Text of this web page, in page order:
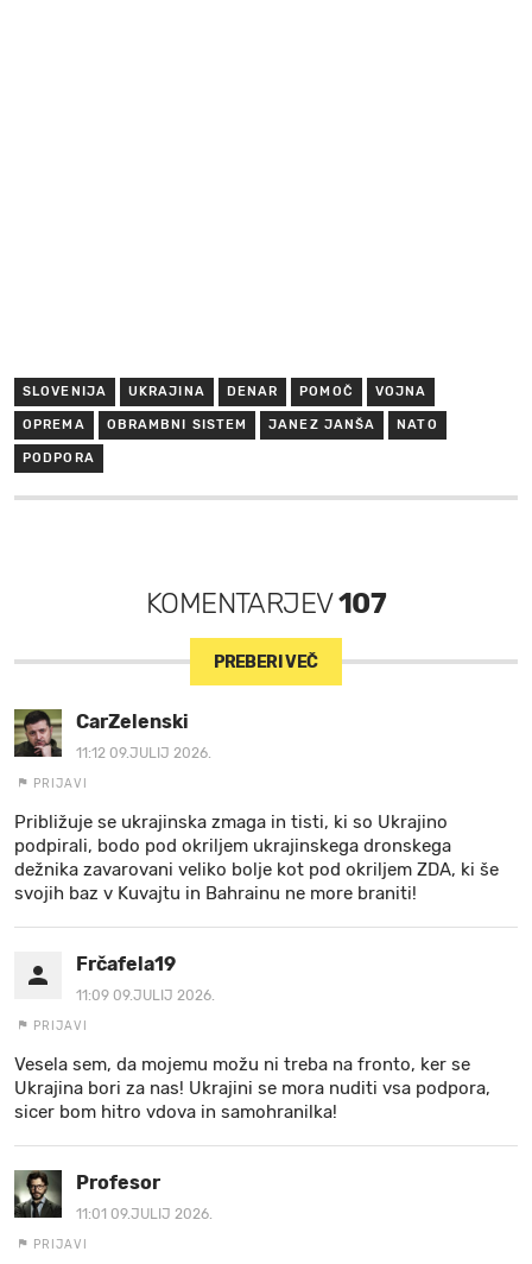
SLOVENIJA UKRAJINA DENAR POMOČ VOJNA
OPREMA OBRAMBNI SISTEM JANEZ JANŠA NATO
PODPORA
KOMENTARJEV107
PREBERI VEČ
CarZelenski
11:12 09.JULIJ 2026.
PRIJAVI
Približuje se ukrajinska zmaga in tisti, ki so Ukrajino
podpirali, bodo pod okriljem ukrajinskega dronskega
dežnika zavarovani veliko bolje kot pod okriljem ZDA, ki še
svojih baz v Kuvajtu in Bahrainu ne more braniti!
Frčafela19
11:09 09.JULIJ 2026.
PRIJAVI
Vesela sem, da mojemu možu ni treba na fronto, ker se
Ukrajina bori za nas! Ukrajini se mora nuditi vsa podpora,
sicer bom hitro vdova in samohranilka!
Profesor
11:01 09.JULIJ 2026.
PRIJAVI